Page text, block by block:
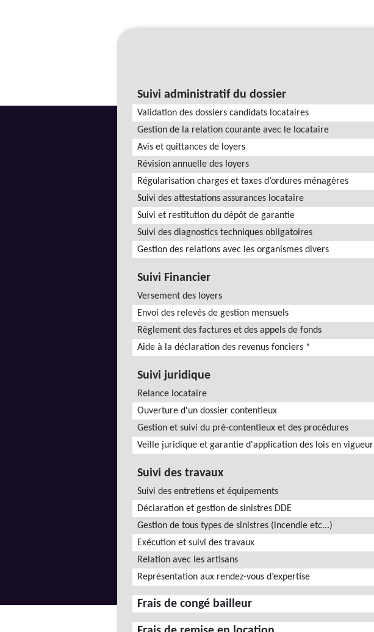
Suivi administratif du dossier
Validation des dossiers candidats locataires
Gestion de la relation courante avec le locataire
Avis et quittances de loyers
Révision annuelle des loyers
Régularisation charges et taxes d’ordures ménagères
Suivi des attestations assurances locataire
Suivi et restitution du dépôt de garantie
Suivi des diagnostics techniques obligatoires
Gestion des relations avec les organismes divers
Suivi Financier
Versement des loyers
Envoi des relevés de gestion mensuels
Règlement des factures et des appels de fonds
Aide à la déclaration des revenus fonciers *
Suivi juridique
Relance locataire
Ouverture d'un dossier contentieux
Gestion et suivi du pré-contentieux et des procédures
Veille juridique et garantie d'application des lois en vigueur
Suivi des travaux
Suivi des entretiens et équipements
Déclaration et gestion de sinistres DDE
Gestion de tous types de sinistres (incendie etc...)
Exécution et suivi des travaux
Relation avec les artisans
Représentation aux rendez-vous d’expertise
Frais de congé bailleur